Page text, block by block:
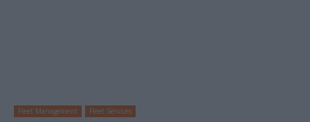
Fleet Management Fleet Services